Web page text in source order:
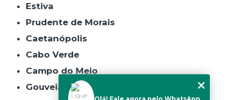
Estiva
Prudente de Morais
Caetanópolis
Cabo Verde
Campo do Meio
Gouveia